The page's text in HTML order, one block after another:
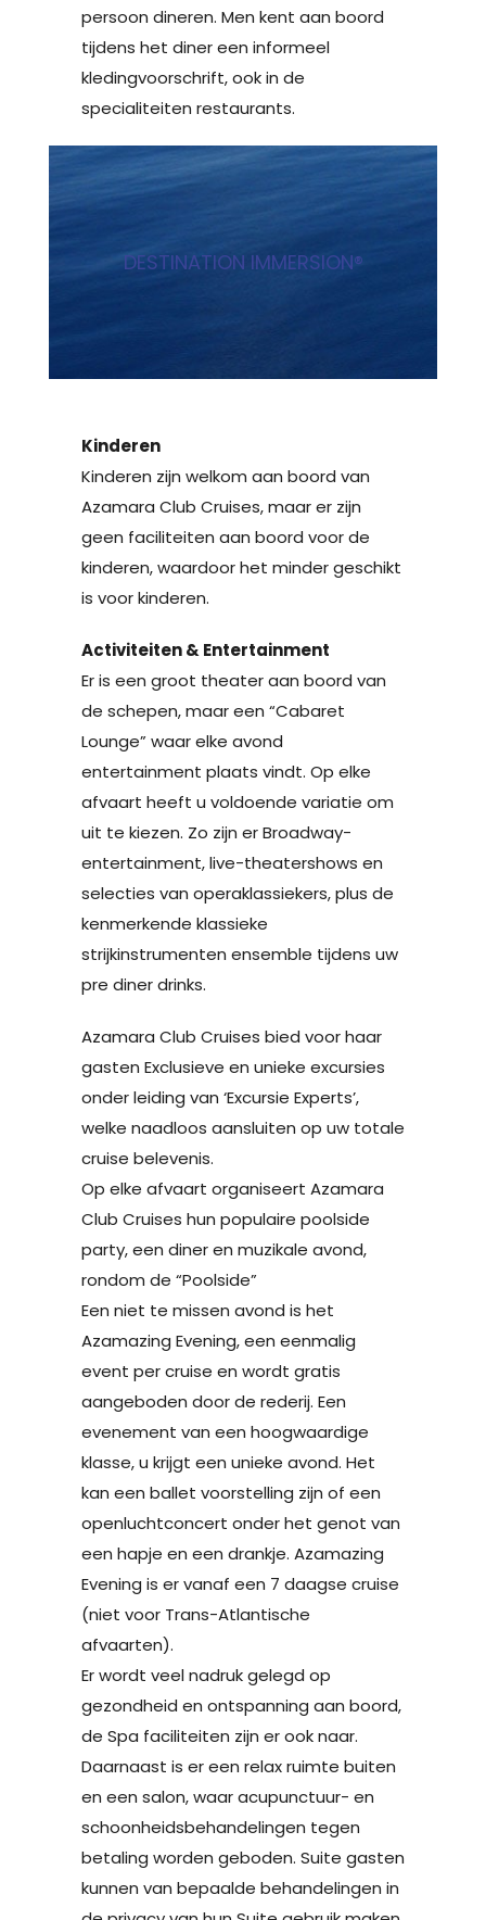
persoon dineren. Men kent aan boord
tijdens het diner een informeel
kledingvoorschrift, ook in de
specialiteiten restaurants.
DESTINATION IMMERSION®
Kinderen
Kinderen zijn welkom aan boord van
Azamara Club Cruises, maar er zijn
geen faciliteiten aan boord voor de
kinderen, waardoor het minder geschikt
is voor kinderen.
Activiteiten & Entertainment
Er is een groot theater aan boord van
de schepen, maar een “Cabaret
Lounge” waar elke avond
entertainment plaats vindt. Op elke
afvaart heeft u voldoende variatie om
uit te kiezen. Zo zijn er Broadway-
entertainment, live-theatershows en
selecties van operaklassiekers, plus de
kenmerkende klassieke
strijkinstrumenten ensemble tijdens uw
pre diner drinks.
Azamara Club Cruises bied voor haar
gasten Exclusieve en unieke excursies
onder leiding van ‘Excursie Experts’,
welke naadloos aansluiten op uw totale
cruise belevenis.
Op elke afvaart organiseert Azamara
Club Cruises hun populaire poolside
party, een diner en muzikale avond,
rondom de “Poolside”
Een niet te missen avond is het
Azamazing Evening, een eenmalig
event per cruise en wordt gratis
aangeboden door de rederij. Een
evenement van een hoogwaardige
klasse, u krijgt een unieke avond. Het
kan een ballet voorstelling zijn of een
openluchtconcert onder het genot van
een hapje en een drankje. Azamazing
Evening is er vanaf een 7 daagse cruise
(niet voor Trans-Atlantische
afvaarten).
Er wordt veel nadruk gelegd op
gezondheid en ontspanning aan boord,
de Spa faciliteiten zijn er ook naar.
Daarnaast is er een relax ruimte buiten
en een salon, waar acupunctuur- en
schoonheidsbehandelingen tegen
betaling worden geboden. Suite gasten
kunnen van bepaalde behandelingen in